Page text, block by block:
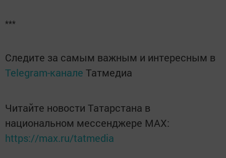
***
Следите за самым важным и интересным в
Telegram-канале Татмедиа
Читайте новости Татарстана в
национальном мессенджере MАХ:
https://max.ru/tatmedia